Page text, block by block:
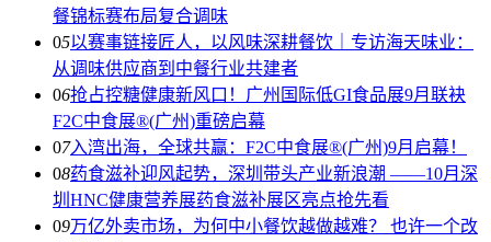
餐锦标赛布局复合调味
05以赛事链接匠人，以风味深耕餐饮｜专访海天味业：
从调味供应商到中餐行业共建者
06抢占控糖健康新风口！广州国际低GI食品展9月联袂
F2C中食展®(广州)重磅启幕
07入湾出海，全球共赢：F2C中食展®(广州)9月启幕！
08药食滋补迎风起势，深圳带头产业新浪潮 ——10月深
圳HNC健康营养展药食滋补展区亮点抢先看
09万亿外卖市场，为何中小餐饮越做越难？ 也许一个改